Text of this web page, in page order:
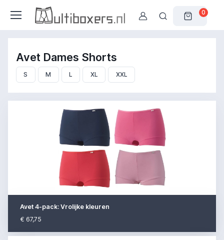
0
Avet Dames Shorts
S M L XL XXL
Avet 4-pack: Vrolijke kleuren
€ 67,75